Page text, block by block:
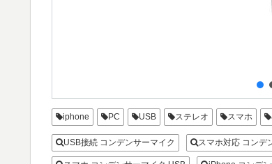
iphone PC USB ステレオ スマホ
USB接続 コンデンサーマイク スマホ対応 コンデ